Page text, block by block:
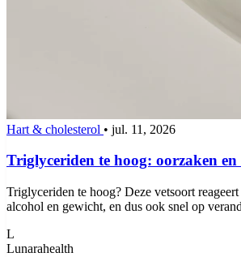
Hart & cholesterol • jul. 11, 2026
Triglyceriden te hoog: oorzaken en
Triglyceriden te hoog? Deze vetsoort
alcohol en gewicht, en dus ook snel op
L
Lunarahealth